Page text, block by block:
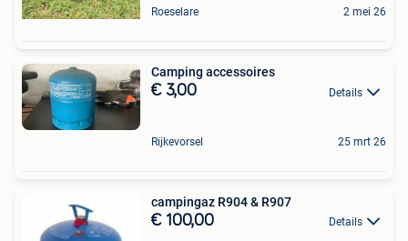
Roeselare 2 mei 26
Camping accessoires
€ 3,00 Details
Rijkevorsel 25 mrt 26
campingaz R904 & R907
€ 100,00 Details